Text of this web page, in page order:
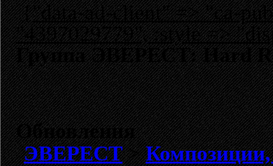
{"data-ad-client" => "ca-
"4397029779", :style =>
Группа ЭВЕРЕСТ: Hard
Обновления
ЭВЕРЕСТ>Композиции,